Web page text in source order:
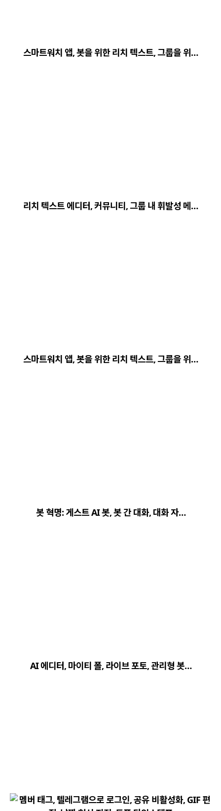
스마트워치 앱, 봇을 위한 리치 텍스트, 그룹을 위…
리치 텍스트 에디터, 커뮤니티, 그룹 내 휘발성 메…
스마트워치 앱, 봇을 위한 리치 텍스트, 그룹을 위…
봇 혁명: 게스트 AI 봇, 봇 간 대화, 대화 자…
AI 에디터, 마이티 폴, 라이브 포토, 관리형 봇…